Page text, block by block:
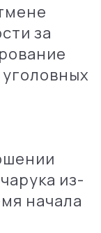
за
из-
начала